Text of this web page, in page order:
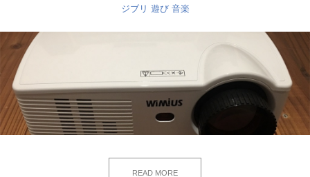
ジブリ 遊び 音楽
READ MORE